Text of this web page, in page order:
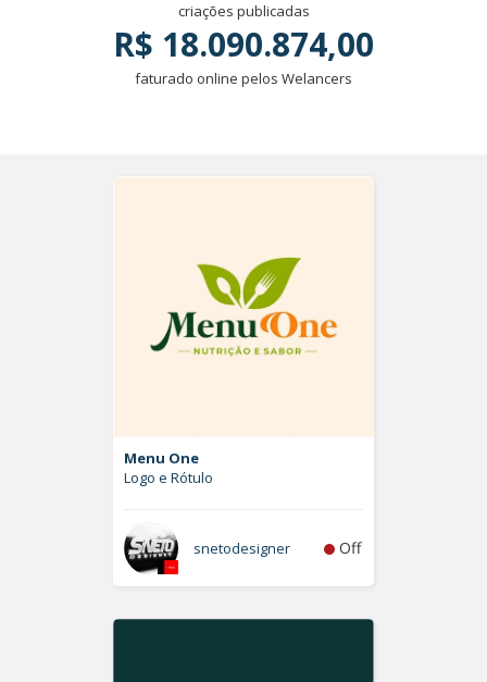
criações publicadas
R$ 18.090.874,00
faturado online pelos Welancers
Menu One
Logo e Rótulo
snetodesigner Off